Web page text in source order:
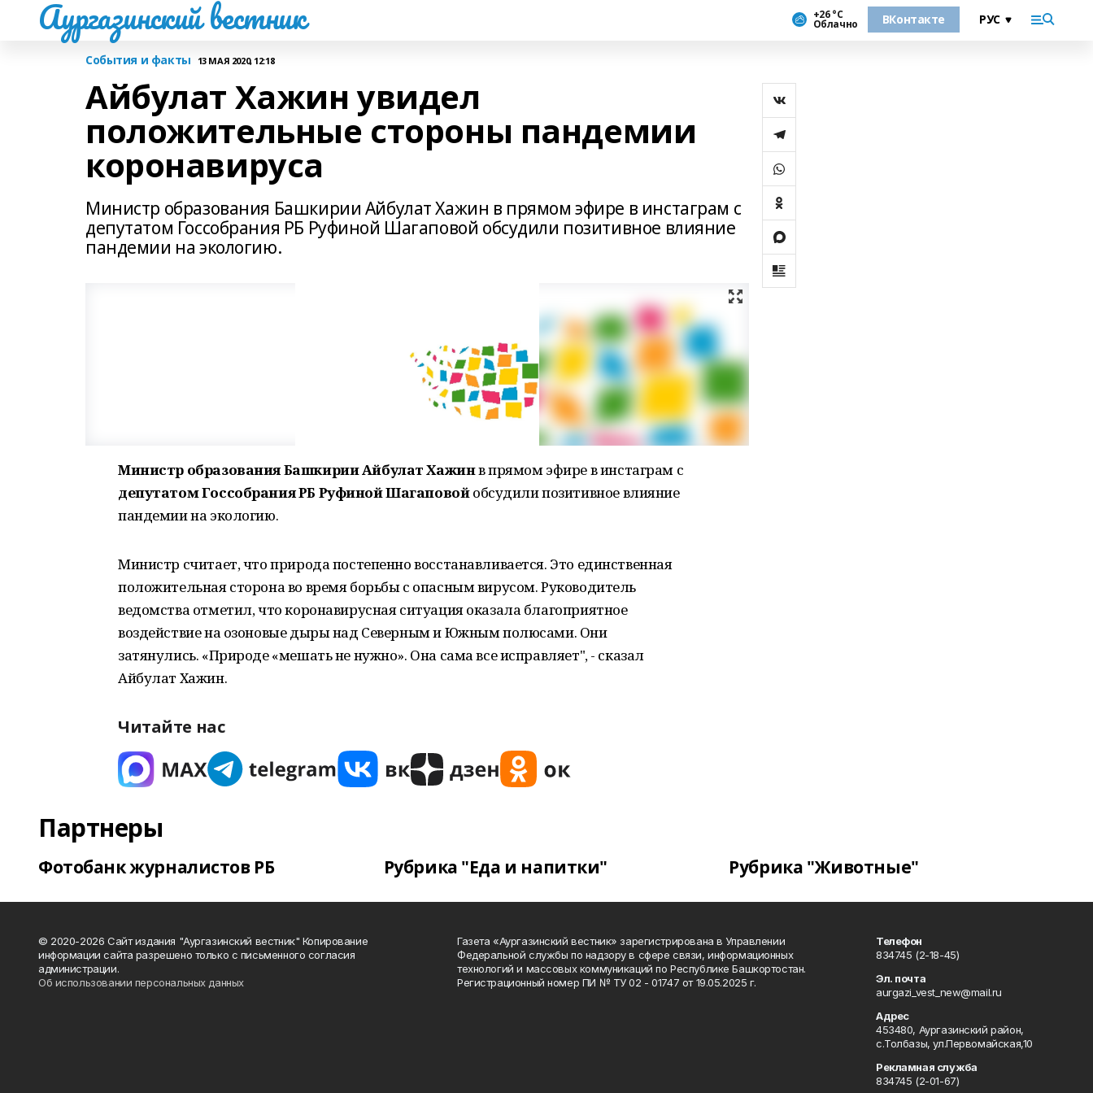
Аургазинский вестник +26 °С
Облачно ВКонтакте
События и факты 13 МАЯ 2020, 12:18
Айбулат Хажин увидел
положительные стороны пандемии
коронавируса
Министр образования Башкирии Айбулат Хажин в прямом эфире в инстаграм с
депутатом Госсобрания РБ Руфиной Шагаповой обсудили позитивное влияние
пандемии на экологию.
Министр образования Башкирии Айбулат Хажинв прямом эфире в инстаграм с
депутатом Госсобрания РБ Руфиной Шагаповойобсудили позитивное влияние
пандемии на экологию.
Министр считает, что природа постепенно восстанавливается. Это единственная
положительная сторона во время борьбы с опасным вирусом. Руководитель
ведомства отметил, что коронавирусная ситуация оказала благоприятное
воздействие на озоновые дыры над Северным и Южным полюсами. Они
затянулись. «Природе «мешать не нужно». Она сама все исправляет", - сказал
Айбулат Хажин.
Читайте нас
Партнеры
Фотобанк журналистов РБ Рубрика "Еда и напитки" Рубрика "Животные"
© 2020-2026 Сайт издания "Аургазинский вестник" Копирование
информации сайта разрешено только с письменного согласия
администрации.
Об использовании персональных данных
Газета «Аургазинский вестник» зарегистрирована в Управлении
Федеральной службы по надзору в сфере связи, информационных
технологий и массовых коммуникаций по Республике Башкортостан.
Регистрационный номер ПИ № ТУ 02 - 01747 от 19.05.2025 г.
Телефон
834745 (2-18-45)
Эл. почта
aurgazi_vest_new@mail.ru
Адрес
453480, Аургазинский район,
с.Толбазы, ул.Первомайская,10
Рекламная служба
834745 (2-01-67)